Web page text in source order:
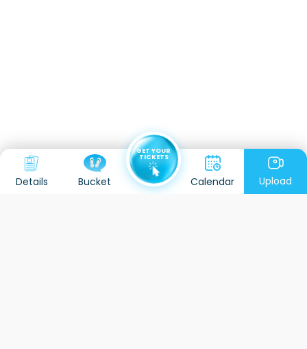
Details Bucket
GET YOUR
TICKETS
Calendar Upload